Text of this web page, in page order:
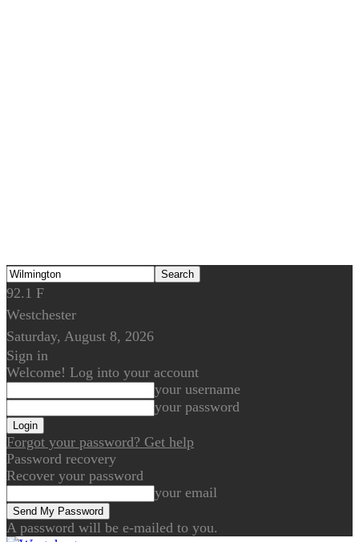
92.1 F
Westchester
Saturday, August 8, 2026
Sign in
Welcome! Log into your account
your username
your password
Forgot your password? Get help
Password recovery
Recover your password
your email
A password will be e-mailed to you.